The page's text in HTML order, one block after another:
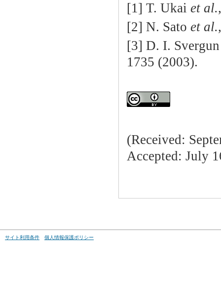
[1] T. Ukai et al.
[2] N. Sato et al.
[3] D. I.
1735 (2003).
(Received:
Accepted: July
サイト利用条件 個人情報保護ポリシー